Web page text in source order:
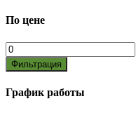
По цене
Минимальная
цена
Фильтрация
График работы